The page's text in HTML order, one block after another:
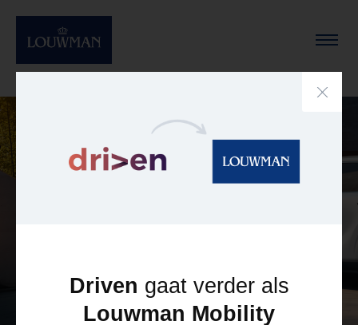
Totaalmobiliteit
Nieuws
Driven gaat verder als
Louwman Mobility